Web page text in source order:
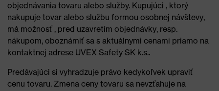
objednávania tovaru alebo služby. Kupujúci , ktorý
nakupuje tovar alebo službu formou osobnej návštevy,
má možnosť , pred uzavretím objednávky, resp.
nákupom, oboznámiť sa s aktuálnymi cenami priamo na
kontaktnej adrese UVEX Safety SK k.s..
Predávajúci si vyhradzuje právo kedykoľvek upraviť
cenu tovaru. Zmena ceny tovaru sa nevzťahuje na